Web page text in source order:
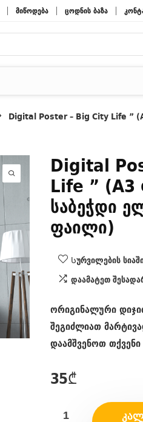
მიწოდება ცოდნის ბაზა
Digital Poster – Big City Life ”
Digital
Life ” (A3
საბეჭდი
ფაილი)
Სურვილების
დაამატეთ
ორიგინალური
შეგიძლიათ
დაამშვენოთ
35₾